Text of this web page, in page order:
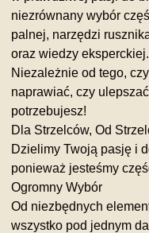
niezrównany wybór
palnej, narzędzi
oraz wiedzy eksperckiej.
Niezależnie od tego,
naprawiać, czy
potrzebujesz!
Dla Strzelców, Od
Dzielimy Twoją pasję i
ponieważ jesteśmy
Ogromny Wybór
Od niezbędnych
wszystko pod jednym